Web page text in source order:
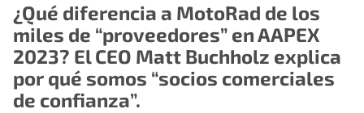
¿Qué diferencia a MotoRad de los
miles de “proveedores” en AAPEX
2023? El CEO Matt Buchholz explica
por qué somos “socios comerciales
de confianza”.